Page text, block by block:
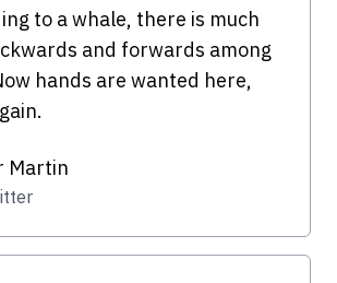
to a whale, there is much
and forwards among
hands are wanted here,
Martin